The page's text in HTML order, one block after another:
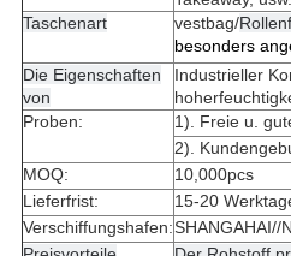
Taschenart
vestbag/
besonders
Die Eigenschaften
von
Industrieller
Proben:
1). Freie u.
2).
MOQ:
10,000pcs
Lieferfrist:
15-20
Verschiffungshafen:SHANGAHAI//